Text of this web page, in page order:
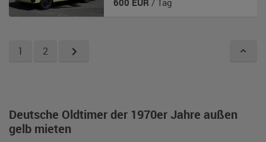
Deutsche Oldtimer der 1970er Jahre außen
gelb mieten
600 EUR / Tag
1 2